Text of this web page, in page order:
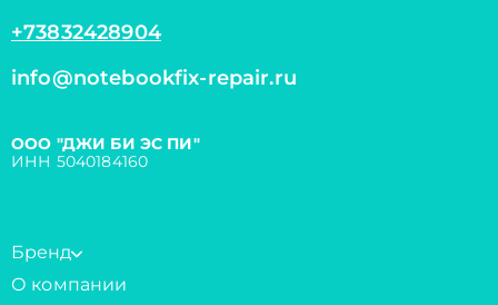
+73832428904
info@notebookfix-repair.ru
ООО "ДЖИ БИ ЭС ПИ"
ИНН 5040184160
Бренд
О компании